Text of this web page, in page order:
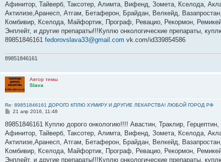
щ
е
и
е
Афинитор, Тайверб, Таксотер, Алимта, Вифенд, Зомета, Кселода,
Актилизе,Аранесп, Атгам, Бетаферон, Брайдан, Велкейд,
Комбивир, Кселода, Майфортик, Програф, Ревацио, Рекормон,
Энплейт, и другие препараты!!!Куплю онкологические препараты,
89851846161 fedorovslava33@gmail.com vk.com/id339854586
89851846161
Автор темы
Slava
Re: 89851846161 ДОРОГО КПЛЮ ХУМИРУ И ДРУГИЕ ЛЕКАРСТВА! ЛЮБОЙ ГОРОД РФ
С
о
щ
е
и
е
21 апр 2016, 11:48
89851846161 Куплю дорого онкологию!!!! Авастин, Траклир,
Афинитор, Тайверб, Таксотер, Алимта, Вифенд, Зомета, Кселода,
Актилизе,Аранесп, Атгам, Бетаферон, Брайдан, Велкейд,
Комбивир, Кселода, Майфортик, Програф, Ревацио, Рекормон,
Энплейт, и другие препараты!!!Куплю онкологические препараты,